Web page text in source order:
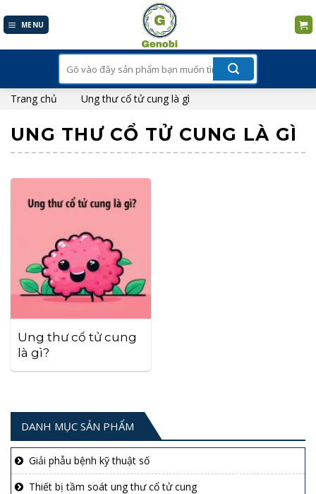
to
MENU
kiếm:
Trang chủ Ung thư cổ tử cung là gì
UNG THƯ CỔ TỬ CUNG LÀ GÌ
Ung thư cổ tử cung
là gì?
DANH MỤC SẢN PHẨM
Giải phẫu bệnh kỹ thuật số
Thiết bị tầm soát ung thư cổ tử cung